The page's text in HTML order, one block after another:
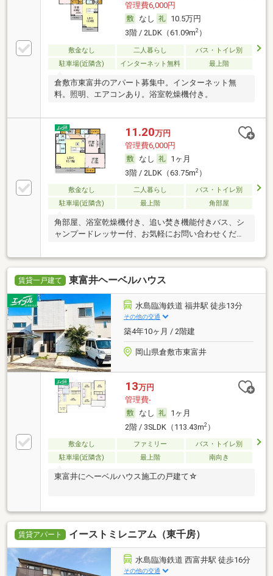
管理費6,000円
なし
10.5万円
3階 / 2LDK（61.09m2）
敷金なし 二人暮らし
バス・トイレ別
駐車場(近隣含)
インターネット無料 最上階
倉敷市東富井のアパート募集中。インターネット無
料。照明、エアコンあり。浴室乾燥機付き。
11.20万円
管理費6,000円
なし
1ヶ月
3階 / 2LDK（63.75m2）
敷金なし 二人暮らし
バス・トイレ別
駐車場(近隣含)
最上階 角部屋
角部屋、浴室乾燥機付き、追い焚き機能付きバス、シ
ャンプードレッサー付、お気軽にお問い合わせくださ
賃貸一戸建て 東富井ヘーベルハウス
水島臨海鉄道 福井駅 徒歩13分
その他の交通
築4年10ヶ月 / 2階建
岡山県倉敷市東富井
13万円
管理費-
なし
1ヶ月
2階 / 3SLDK（113.43m2）
敷金なし ファミリー
バス・トイレ別
駐車場(近隣含)
最上階 南向き
東富井にヘーベルハウス施工の戸建て☆
賃貸アパート イーストミレニアム（東千房）
水島臨海鉄道 西富井駅 徒歩16分
その他の交通